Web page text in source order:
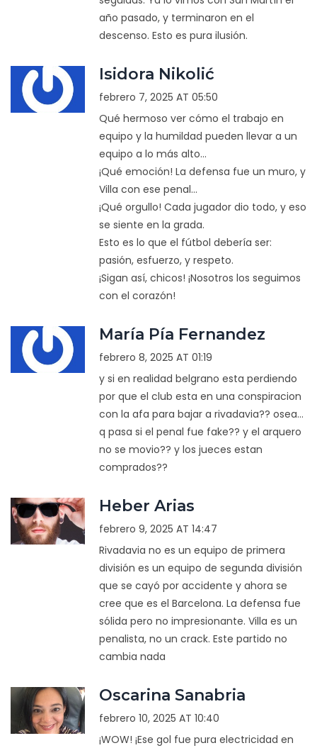
año pasado, y terminaron en el
descenso. Esto es pura ilusión.
Isidora Nikolić
febrero 7, 2025 AT 05:50
Qué hermoso ver cómo el trabajo en
equipo y la humildad pueden llevar a un
equipo a lo más alto...
¡Qué emoción! La defensa fue un muro, y
Villa con ese penal...
¡Qué orgullo! Cada jugador dio todo, y eso
se siente en la grada.
Esto es lo que el fútbol debería ser:
pasión, esfuerzo, y respeto.
¡Sigan así, chicos! ¡Nosotros los seguimos
con el corazón!
María Pía Fernandez
febrero 8, 2025 AT 01:19
y si en realidad belgrano esta perdiendo
por que el club esta en una conspiracion
con la afa para bajar a rivadavia?? osea...
q pasa si el penal fue fake?? y el arquero
no se movio?? y los jueces estan
comprados??
Heber Arias
febrero 9, 2025 AT 14:47
Rivadavia no es un equipo de primera
división es un equipo de segunda división
que se cayó por accidente y ahora se
cree que es el Barcelona. La defensa fue
sólida pero no impresionante. Villa es un
penalista, no un crack. Este partido no
cambia nada
Oscarina Sanabria
febrero 10, 2025 AT 10:40
¡WOW! ¡Ese gol fue pura electricidad en